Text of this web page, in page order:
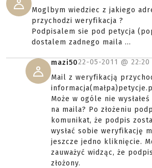
Moglbym wiedziec z jakiego
przychodzi weryfikacja ?
Podpisalem sie pod petycja
dostalem zadnego maila ...
mazi5022-05-2011 @ 22:20
Mail z weryfikacją
Może w ogóle nie
na maila? Po złożeniu
komunikat, że podpis
wysłać sobie weryfikację
jeszcze jedno kliknięcie.
zauważyć widząc, że
złożony.